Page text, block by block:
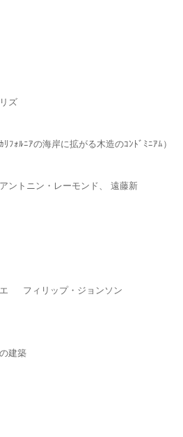
ズ
ﾌｫﾙﾆｱの海岸に拡がる木造のｺﾝﾄﾞﾐﾆｱﾑ）
ントニン・レーモンド、 遠藤新
エ フィリップ・ジョンソン
建築